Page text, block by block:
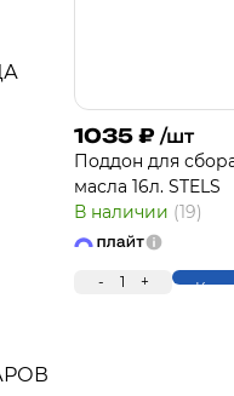
1035 ₽ /шт
Поддон для
масла 16л. STELS
В наличии (19)
- 1 +